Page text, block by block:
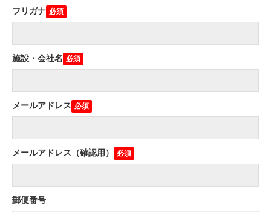
フリガナ
施設・会社名
メールアドレス
メールアドレス（確認用）
郵便番号